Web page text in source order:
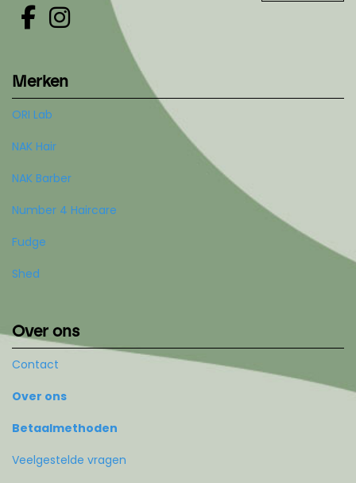
Merken
ORI Lab
NAK Hair
NAK Barber
Number 4 Haircare
Fudge
Shed
Over ons
Contact
Over ons
Betaalmethoden
Veelgestelde vragen